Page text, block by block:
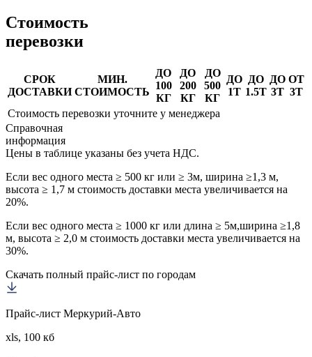
Стоимость
перевозки
СРОК
ДОСТАВКИ
МИН.
СТОИМОСТЬ
ДО
100
КГ
ДО
200
КГ
ДО
500
КГ
ДО
1Т
ДО
1.5Т
ДО
3Т
ОТ
3Т
Стоимость перевозки уточните у менеджера
Справочная
информация
Цены в таблице указаны без учета НДС.
Если вес одного места ≥ 500 кг или ≥ 3м, ширина ≥1,3 м,
высота ≥ 1,7 м стоимость доставки места увеличивается на
20%.
Если вес одного места ≥ 1000 кг или длина ≥ 5м,ширина ≥1,8
м, высота ≥ 2,0 м стоимость доставки места увеличивается на
30%.
Скачать полный прайс-лист по городам
Прайс-лист Меркурий-Авто
xls, 100 кб